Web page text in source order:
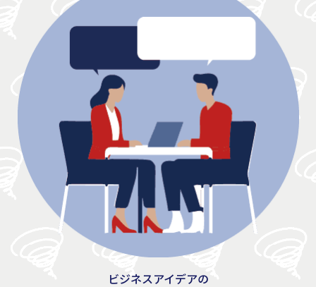
ビジネスアイデアの